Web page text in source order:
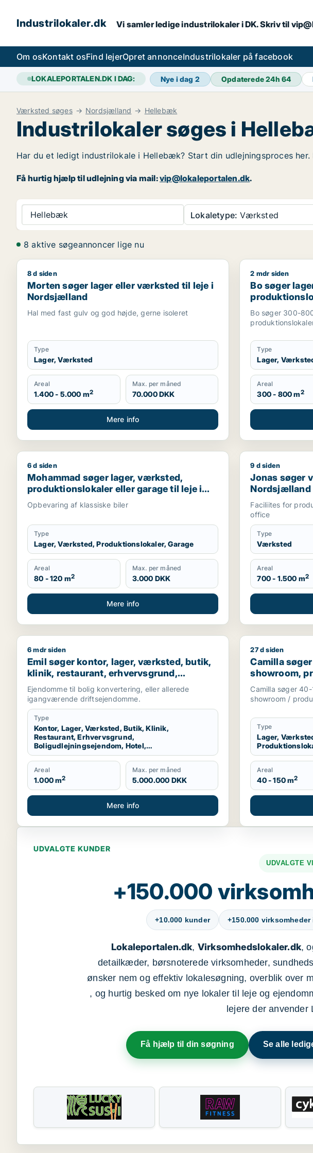
Industrilokaler.dk Vi samler ledige industrilokaler i DK. Skriv til
Om osKontakt osFind lejerOpret annonceIndustrilokaler på facebook
LOKALEPORTALEN.DK I DAG: Nye i dag 2 Opdaterede 24h64
Værksted søges Nordsjælland Hellebæk
Industrilokaler søges i
Har du et ledigt industrilokale i Hellebæk? Start din udlejningsproces
Få hurtig hjælp til udlejning via mail:vip@lokaleportalen.dk.
Hellebæk Lokaletype: Værksted
8 aktive søgeannoncer lige nu
Morten søger lager eller værksted til leje i Nordsjælland
8 d siden
Morten søger lager eller værksted til leje i
Nordsjælland
Hal med fast gulv og god højde, gerne isoleret
Type
Lager, Værksted
Areal
1.400 - 5.000 m2
Max. per måned
70.000 DKK
Mere info
Bo søger
2 mdr siden
Bo søger
Nordsjælland
Bo søger 300-
Type
Lager,
Areal
300 - 800 m2
Mohammad søger lager, værksted, produktionslokaler eller garage til
6 d siden
Mohammad søger lager, værksted,
produktionslokaler eller garage til leje i
Helsingør eller Humlebæk
Opbevaring af klassiske biler
Type
Lager, Værksted, Produktionslokaler, Garage
Areal
80 - 120 m2
Max. per måned
3.000 DKK
Mere info
Jonas søger
9 d siden
Jonas søger
Nordsjælland
Faciliites for
office
Type
Værksted
Areal
700 - 1.500 m2
Emil søger kontor, lager, værksted, butik, klinik, restaurant,
6 mdr siden
Emil søger kontor, lager, værksted, butik,
klinik, restaurant, erhvervsgrund,
boligudlejningsejendom, hotel,
produktionslokaler eller garage til salg i
Nordsjælland
Ejendomme til bolig konvertering, eller allerede
igangværende driftsejendomme.
Type
Kontor, Lager, Værksted, Butik, Klinik,
Restaurant, Erhvervsgrund,
Boligudlejningsejendom, Hotel,
Produktionslokaler, Garage
Areal
1.000 m2
Max. per måned
5.000.000 DKK
Mere info
Camilla søger
27 d siden
Camilla
showroom,
garage til
Camilla søger
showroom /
Type
Lager,
Areal
40 - 150 m2
UDVALGTE KUNDER
UDVALGTE
+150.000
+10.000 kunder +150.000
Lokaleportalen.dk, Virksomhedslokaler.dk,
detailkæder, børsnoterede virksomheder,
ønsker nem og effektiv lokalesøgning, overblik over
, og hurtig besked om nye lokaler til leje og
lejere der anvender
Få hjælp til din søgning Se alle